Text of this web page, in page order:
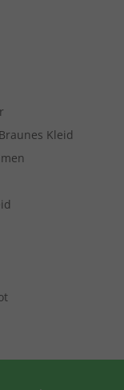
Braunes Kleid